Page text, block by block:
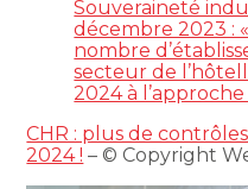
Souveraineté
décembre 2023 :
nombre
secteur de
2024 à
CHR : plus de
2024 ! – © Copyright